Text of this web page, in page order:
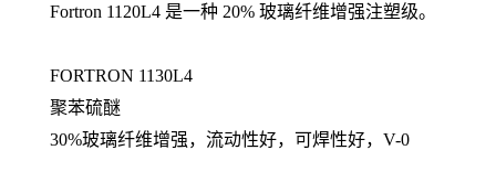
Fortron 1120L4 是一种 20% 玻璃纤维增强注塑级。
FORTRON 1130L4
聚苯硫醚
30%玻璃纤维增强，流动性好，可焊性好，V-0